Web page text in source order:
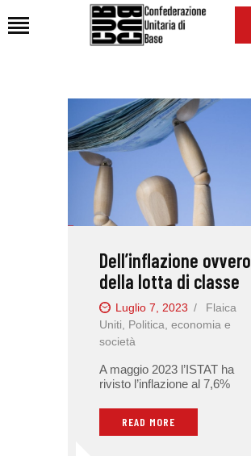
HOME
CHI SIAMO
SEDI
NEWS
PODCAST CUB
INTERNAZIONALE
RASSEGNA STAMPA
Dell’inflazione ovvero
della lotta di classe
Luglio 7, 2023
Flaica
Uniti
Politica, economia e
società
A maggio 2023 l’ISTAT ha
rivisto l’inflazione al 7,6%
READ MORE